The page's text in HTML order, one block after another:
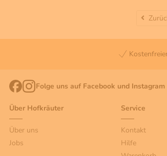
Folge uns auf Facebook und Instagram
Über Hofkräuter
Über uns
Jobs
Service
Kontakt
Hilfe